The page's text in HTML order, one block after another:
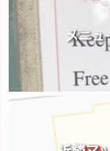
メニュ